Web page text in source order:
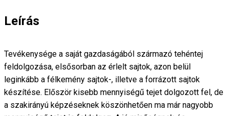
Leírás
Tevékenysége a saját gazdaságából származó tehéntej
feldolgozása, elsősorban az érlelt sajtok, azon belül
leginkább a félkemény sajtok-, illetve a forrázott sajtok
készítése. Először kisebb mennyiségű tejet dolgozott fel, de
a szakirányú képzéseknek köszönhetően ma már nagyobb